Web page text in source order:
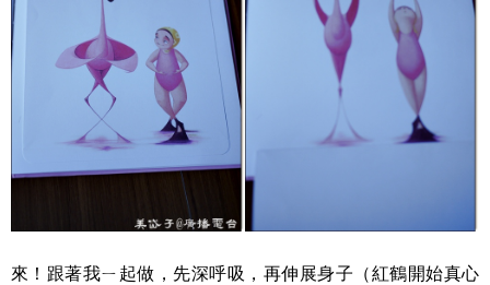
來！跟著我ㄧ起做，先深呼吸，再伸展身子（紅鶴開始真心